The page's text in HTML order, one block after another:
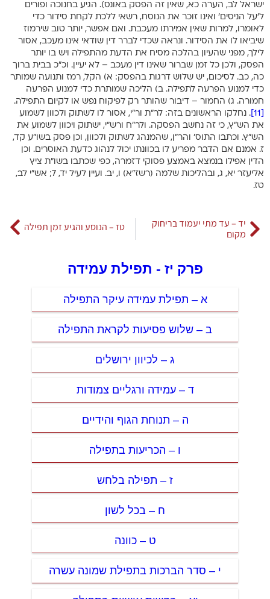
ישראל לב, הערה כא, שאין זה הפסק באונס). הגיע בחנוכה ופורים
ל’על הניסים’ ואינו זוכר את הנוסח, רשאי ללכת לקחת סידור כדי
לאומרו, למרות שאין אמירתו מעכבת. ואם אפשר, יותר טוב שירמוז
שיביאו לו את הסידור. ונראה שכדי לברר דין שודאי אינו מעכב, אסור
לילך, מפני שהעיון בהלכה מסיח את הדעת מהתפילה ויש בו יותר
הפסק, ולכן כל זמן שברור שאינו דין מעכב – לא יעיין. וכ”כ בבית ברוך
כה, כב. לסיכום, יש שלוש דרגות בהפסק: א) הקל, רמז ותנועה שמותר
כדי למנוע הפרעה לתפילה. ב) הליכה שמותרת כדי למנוע הפרעה
חמורה. ג) החמור – דיבור שהותר רק לפיקוח נפש או לקיום התפילה.
. נחלקו הראשונים בזה: לר”ת ור”י, אסור לו לשתוק ולכוון לשמוע
את הש”ץ, כי זה נחשב הפסקה. ולר”ח ורש”י, ישתוק ויכוון לשמוע את
הש”ץ. וכתבו התוס’ והר”ן, שהמנהג לשתוק ולכוון, וכן פסק בשו”ע קד,
ז. אמנם אם הדבר מפריע לו בכוונתו יכול לנהוג כדעת האוסרים. וכן
הדין אפילו בנמצא באמצע פסוקי דזמרה, כפי שכתבו בשו”ת ציץ
אליעזר יא, ג, ובהליכות שלמה (רשז”א) ו, יב. ועיין לעיל יד, 7; אש”י לב,
טז.
יד – עד מתי יעמוד בריחוק
מקום
טז – הנוסע והגיע זמן תפילה
פרק יז - תפילת עמידה
א – תפילת עמידה עיקר התפילה
ב – שלוש פסיעות לקראת התפילה
ג – לכיוון ירושלים
ד – עמידה ורגליים צמודות
ה – תנוחת הגוף והידיים
ו – הכריעות בתפילה
ז – תפילה בלחש
ח – בכל לשון
ט – כוונה
י – סדר הברכות בתפילת שמונה עשרה